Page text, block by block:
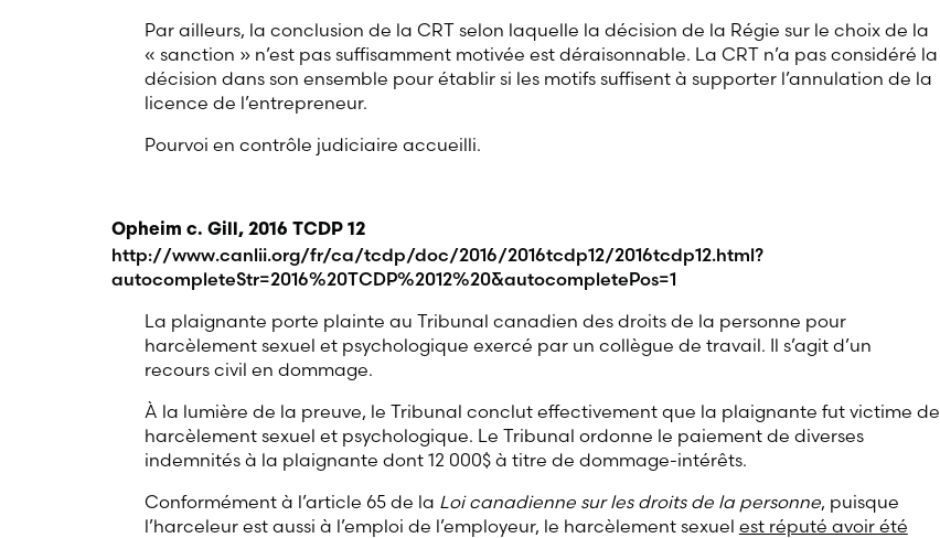
Par ailleurs, la conclusion de la CRT selon laquelle la décision de la Régie sur le choix de la
« sanction » n’est pas suffisamment motivée est déraisonnable. La CRT n’a pas considéré la
décision dans son ensemble pour établir si les motifs suffisent à supporter l’annulation de la
licence de l’entrepreneur.
Pourvoi en contrôle judiciaire accueilli.
Opheim c. Gill, 2016 TCDP 12
http://www.canlii.org/fr/ca/tcdp/doc/2016/2016tcdp12/2016tcdp12.html?
autocompleteStr=2016%20TCDP%2012%20&autocompletePos=1
La plaignante porte plainte au Tribunal canadien des droits de la personne pour
harcèlement sexuel et psychologique exercé par un collègue de travail. Il s’agit d’un
recours civil en dommage.
À la lumière de la preuve, le Tribunal conclut effectivement que la plaignante fut victime de
harcèlement sexuel et psychologique. Le Tribunal ordonne le paiement de diverses
indemnités à la plaignante dont 12 000$ à titre de dommage-intérêts.
Conformément à l’article 65 de la Loi canadienne sur les droits de la personne, puisque
l’harceleur est aussi à l’emploi de l’employeur, le harcèlement sexuel est réputé avoir été